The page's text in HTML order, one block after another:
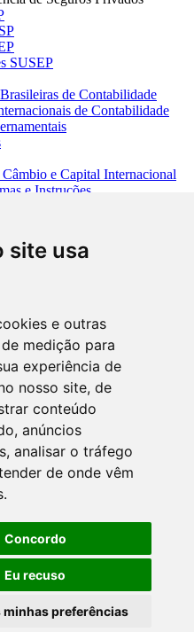
site usa
e outras
medição para
experiência de
nosso site, de
conteúdo
anúncios
analisar o tráfego
de onde vêm
Concordo
Eu recuso
minhas preferências
SUSEP
de Contabilidade
de Contabilidade
e Capital Internacional
e Instruções
e Valores Mobiliários
Rural
do SFN
Bancária
Nacional de
BCB e Cosif-e